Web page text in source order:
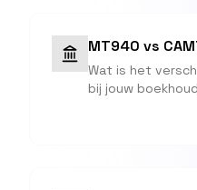
MT940 vs
Wat is het
bij jouw